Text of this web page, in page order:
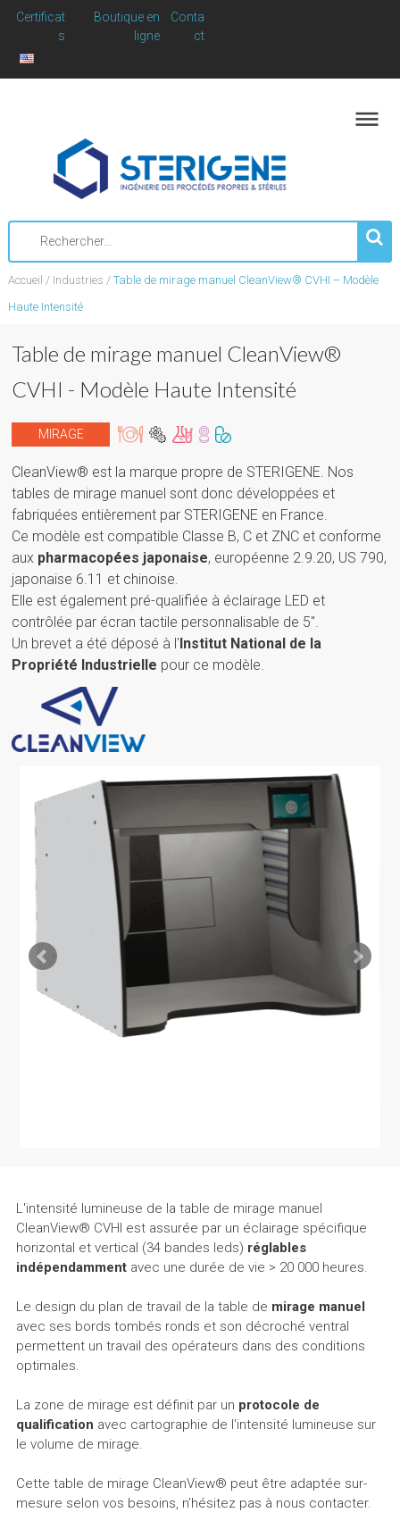
Skip
content
Certificat
s
Boutique en
ligne
Conta
ct
Accueil / Industries / Table de mirage manuel CleanView® CVHI – Modèle
Haute Intensité
Table de mirage manuel CleanView®
CVHI - Modèle Haute Intensité
MIRAGE
CleanView® est la marque propre de STERIGENE. Nos
tables de mirage manuel sont donc développées et
fabriquées entièrement par STERIGENE en France.
Ce modèle est compatible Classe B, C et ZNC et conforme
aux pharmacopées japonaise, européenne 2.9.20, US 790,
japonaise 6.11 et chinoise.
Elle est également pré-qualifiée à éclairage LED et
contrôlée par écran tactile personnalisable de 5".
Un brevet a été déposé à l'Institut National de la
Propriété Industrielle pour ce modèle.
L'intensité lumineuse de la table de mirage manuel
CleanView® CVHI est assurée par un éclairage spécifique
horizontal et vertical (34 bandes leds) réglables
indépendammentavec une durée de vie > 20 000 heures.
Le design du plan de travail de la table de mirage manuel
avec ses bords tombés ronds et son décroché ventral
permettent un travail des opérateurs dans des conditions
optimales.
La zone de mirage est définit par un protocole de
qualification avec cartographie de l'intensité lumineuse sur
le volume de mirage.
Cette table de mirage CleanView® peut être adaptée sur-
mesure selon vos besoins, n’hésitez pas à nous contacter.